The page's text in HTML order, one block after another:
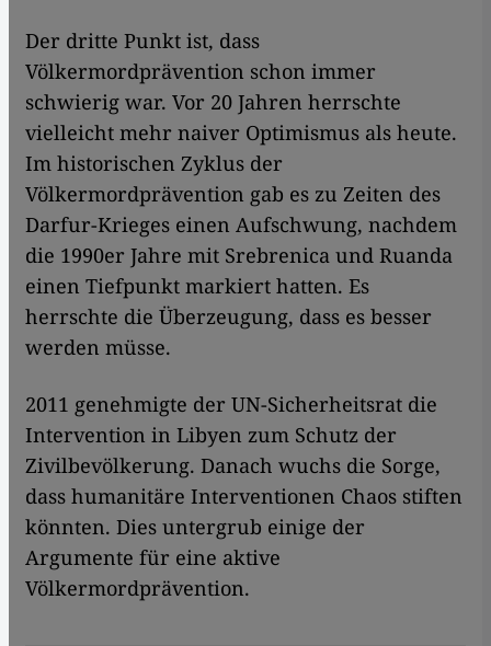
Der dritte Punkt ist, dass
Völkermordprävention schon immer
schwierig war. Vor 20 Jahren herrschte
vielleicht mehr naiver Optimismus als heute.
Im historischen Zyklus der
Völkermordprävention gab es zu Zeiten des
Darfur-Krieges einen Aufschwung, nachdem
die 1990er Jahre mit Srebrenica und Ruanda
einen Tiefpunkt markiert hatten. Es
herrschte die Überzeugung, dass es besser
werden müsse.
2011 genehmigte der UN-Sicherheitsrat die
Intervention in Libyen zum Schutz der
Zivilbevölkerung. Danach wuchs die Sorge,
dass humanitäre Interventionen Chaos stiften
könnten. Dies untergrub einige der
Argumente für eine aktive
Völkermordprävention.